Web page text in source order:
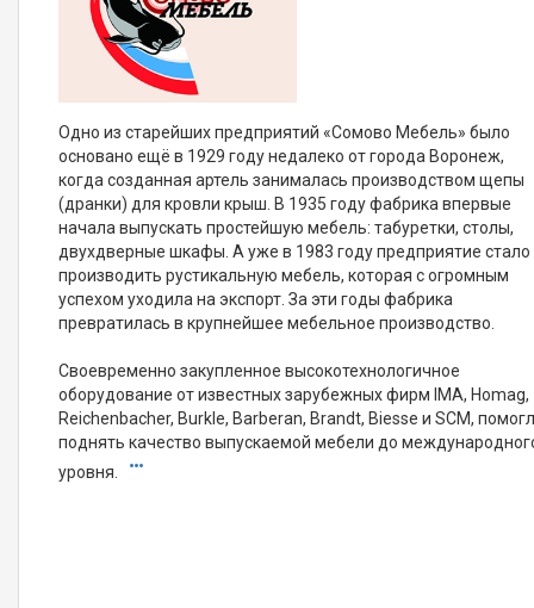
Одно из старейших предприятий «Сомово Мебель» было
основано ещё в 1929 году недалеко от города Воронеж,
когда созданная артель занималась производством щепы
(дранки) для кровли крыш. В 1935 году фабрика впервые
начала выпускать простейшую мебель: табуретки, столы,
двухдверные шкафы. А уже в 1983 году предприятие стало
производить рустикальную мебель, которая с огромным
успехом уходила на экспорт. За эти годы фабрика
превратилась в крупнейшее мебельное производство.
Своевременно закупленное высокотехнологичное
оборудование от известных зарубежных фирм IMA, Homag,
Reichenbacher, Burkle, Barberan, Brandt, Biesse и SCM,
поднять качество выпускаемой мебели до
уровня.